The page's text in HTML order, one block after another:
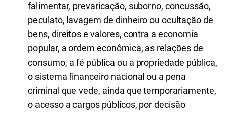
falimentar, prevaricação, suborno, concussão,
peculato, lavagem de dinheiro ou ocultação de
bens, direitos e valores, contra a economia
popular, a ordem econômica, as relações de
consumo, a fé pública ou a propriedade pública,
o sistema financeiro nacional ou a pena
criminal que vede, ainda que temporariamente,
o acesso a cargos públicos, por decisão